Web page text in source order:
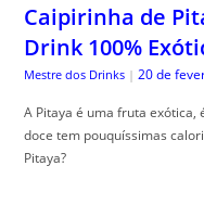
Caipirinha de
Drink 100%
Mestre dos Drinks | 20 de
A Pitaya é uma fruta exótica,
doce tem pouquíssimas
Pitaya?